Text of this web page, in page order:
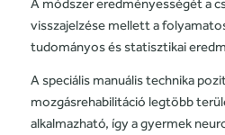
A módszer eredményességét a
visszajelzése mellett a
tudományos és statisztikai
A speciális manuális technika
mozgásrehabilitáció legtöbb
alkalmazható, így a gyermek